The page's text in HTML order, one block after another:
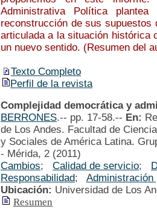
Administrativa Política
reconstrucción de sus
articulada a la situación histórica
un nuevo sentido. (Resumen del
Texto Completo
Perfil de la revista
Complejidad democrática y
BERRONES.-- pp. 17-58.-- En:
de Los Andes. Facultad de
y Sociales de América Latina.
- Mérida, 2 (2011)
Cambios; Calidad de servicio;
Responsabilidad;
Ubicación: Universidad de Los
Resumen